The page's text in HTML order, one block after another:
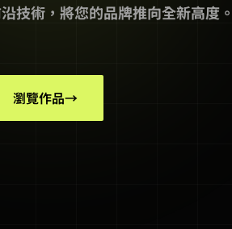
技術，將您的品牌推向全新高度。
瀏覽作品→